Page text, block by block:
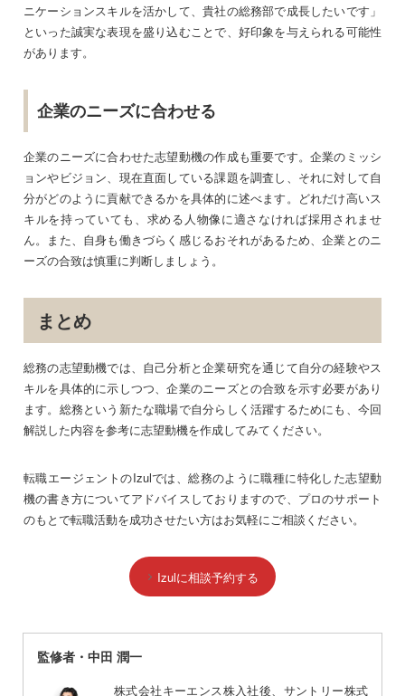
ニケーションスキルを活かして、貴社の総務部で成長したいです」
といった誠実な表現を盛り込むことで、好印象を与えられる可能性
があります。
企業のニーズに合わせる
企業のニーズに合わせた志望動機の作成も重要です。企業のミッシ
ョンやビジョン、現在直面している課題を調査し、それに対して自
分がどのように貢献できるかを具体的に述べます。どれだけ高いス
キルを持っていても、求める人物像に適さなければ採用されませ
ん。また、自身も働きづらく感じるおそれがあるため、企業とのニ
ーズの合致は慎重に判断しましょう。
まとめ
総務の志望動機では、自己分析と企業研究を通じて自分の経験やス
キルを具体的に示しつつ、企業のニーズとの合致を示す必要があり
ます。総務という新たな職場で自分らしく活躍するためにも、今回
解説した内容を参考に志望動機を作成してみてください。
転職エージェントのIzulでは、総務のように職種に特化した志望動
機の書き方についてアドバイスしておりますので、プロのサポート
のもとで転職活動を成功させたい方はお気軽にご相談ください。
Izulに相談予約する
監修者・中田 潤一
株式会社キーエンス株入社後、サントリー株式